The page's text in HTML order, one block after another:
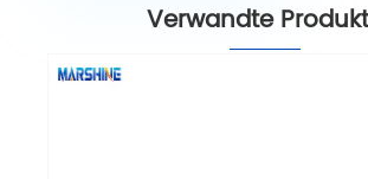
Verwandte